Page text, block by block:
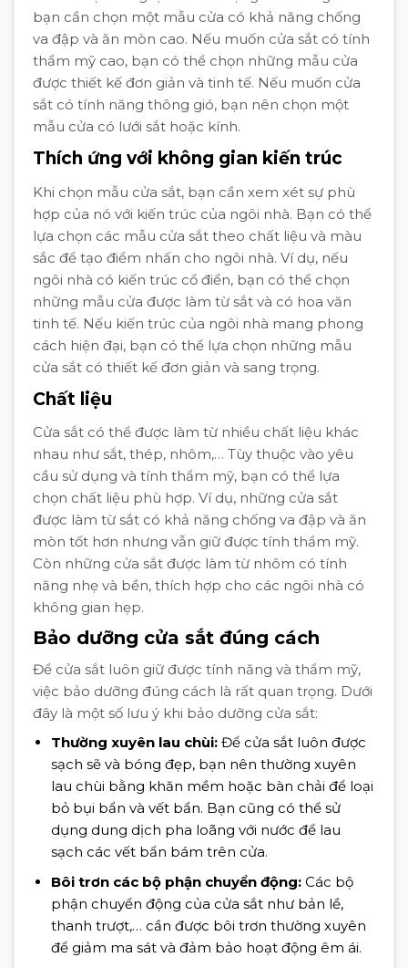
bạn cần chọn một mẫu cửa có khả năng chống
va đập và ăn mòn cao. Nếu muốn cửa sắt có tính
thẩm mỹ cao, bạn có thể chọn những mẫu cửa
được thiết kế đơn giản và tinh tế. Nếu muốn cửa
sắt có tính năng thông gió, bạn nên chọn một
mẫu cửa có lưới sắt hoặc kính.
Thích ứng với không gian kiến trúc
Khi chọn mẫu cửa sắt, bạn cần xem xét sự phù
hợp của nó với kiến trúc của ngôi nhà. Bạn có thể
lựa chọn các mẫu cửa sắt theo chất liệu và màu
sắc để tạo điểm nhấn cho ngôi nhà. Ví dụ, nếu
ngôi nhà có kiến trúc cổ điển, bạn có thể chọn
những mẫu cửa được làm từ sắt và có hoa văn
tinh tế. Nếu kiến trúc của ngôi nhà mang phong
cách hiện đại, bạn có thể lựa chọn những mẫu
cửa sắt có thiết kế đơn giản và sang trọng.
Chất liệu
Cửa sắt có thể được làm từ nhiều chất liệu khác
nhau như sắt, thép, nhôm,… Tùy thuộc vào yêu
cầu sử dụng và tính thẩm mỹ, bạn có thể lựa
chọn chất liệu phù hợp. Ví dụ, những cửa sắt
được làm từ sắt có khả năng chống va đập và ăn
mòn tốt hơn nhưng vẫn giữ được tính thẩm mỹ.
Còn những cửa sắt được làm từ nhôm có tính
năng nhẹ và bền, thích hợp cho các ngôi nhà có
không gian hẹp.
Bảo dưỡng cửa sắt đúng cách
Để cửa sắt luôn giữ được tính năng và thẩm mỹ,
việc bảo dưỡng đúng cách là rất quan trọng. Dưới
đây là một số lưu ý khi bảo dưỡng cửa sắt:
Thường xuyên lau chùi:Để cửa sắt luôn được
sạch sẽ và bóng đẹp, bạn nên thường xuyên
lau chùi bằng khăn mềm hoặc bàn chải để loại
bỏ bụi bẩn và vết bẩn. Bạn cũng có thể sử
dụng dung dịch pha loãng với nước để lau
sạch các vết bẩn bám trên cửa.
Bôi trơn các bộ phận chuyển động:Các bộ
phận chuyển động của cửa sắt như bản lề,
thanh trượt,… cần được bôi trơn thường xuyên
để giảm ma sát và đảm bảo hoạt động êm ái.